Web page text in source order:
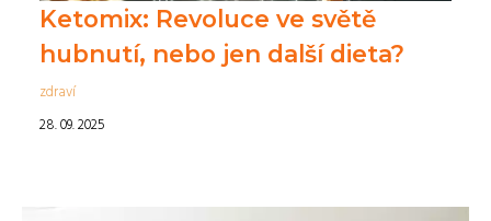
Ketomix: Revoluce ve světě
hubnutí, nebo jen další dieta?
zdraví
28. 09. 2025